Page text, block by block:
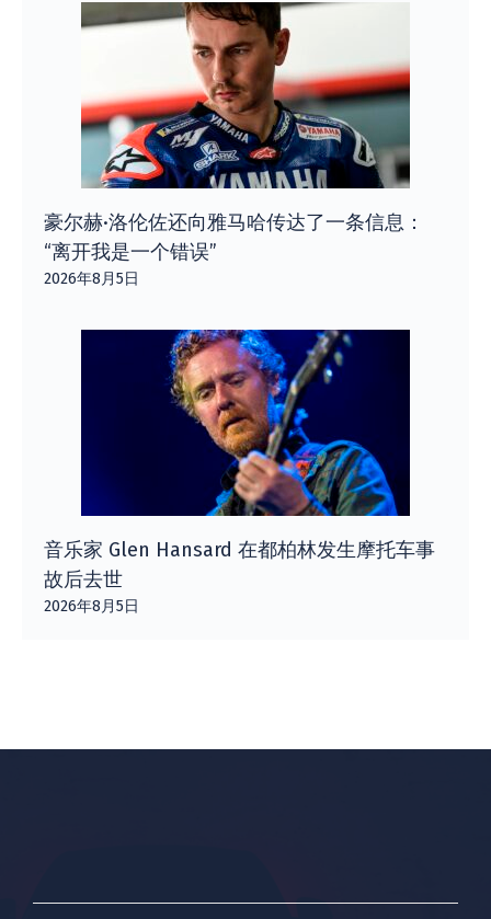
豪尔赫·洛伦佐还向雅马哈传达了一条信息：
“离开我是一个错误”
2026年8月5日
音乐家 Glen Hansard 在都柏林发生摩托车事
故后去世
2026年8月5日